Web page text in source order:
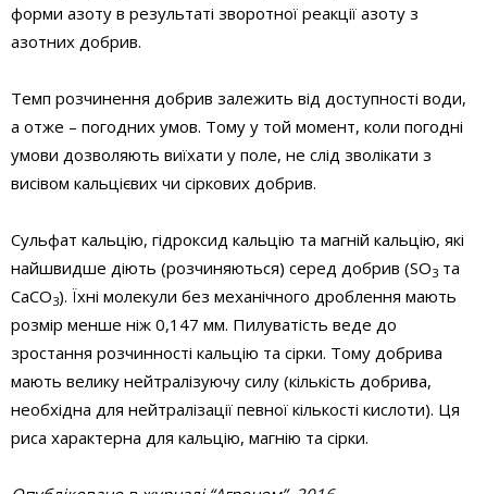
форми азоту в результаті зворотної реакції азоту з
азотних добрив.
Темп розчинення добрив залежить від доступності води,
а отже – погодних умов. Тому у той момент, коли погодні
умови дозволяють виїхати у поле, не слід зволікати з
висівом кальцієвих чи сіркових добрив.
Сульфат кальцію, гідроксид кальцію та магній кальцію, які
найшвидше діють (розчиняються) серед добрив (SO3 та
CaCO3). Їхні молекули без механічного дроблення мають
розмір менше ніж 0,147 мм. Пилуватість веде до
зростання розчинності кальцію та сірки. Тому добрива
мають велику нейтралізуючу силу (кількість добрива,
необхідна для нейтралізації певної кількості кислоти). Ця
риса характерна для кальцію, магнію та сірки.